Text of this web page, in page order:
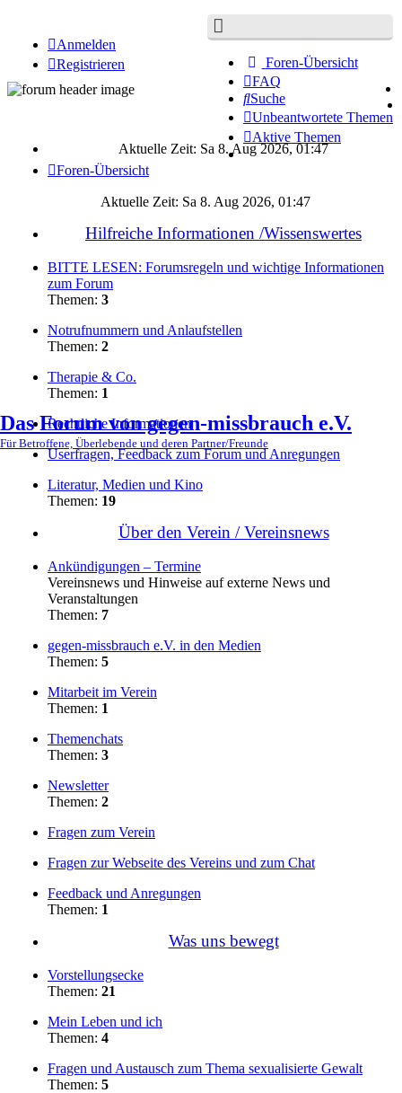
Foren-Übersicht
FAQ
Suche
Unbeantwortete Themen
Aktive Themen
Anmelden
Registrieren
Das Forum von gegen-missbrauch e.V.
Für Betroffene, Überlebende und deren Partner/Freunde
Aktuelle Zeit: Sa 8. Aug 2026, 01:47
Foren-Übersicht
Aktuelle Zeit: Sa 8. Aug 2026, 01:47
Hilfreiche Informationen /Wissenswertes
BITTE LESEN: Forumsregeln und wichtige Informationen
zum Forum
Themen: 3
Notrufnummern und Anlaufstellen
Themen: 2
Therapie & Co.
Themen: 1
Rechtliche Informationen
Userfragen, Feedback zum Forum und Anregungen
Literatur, Medien und Kino
Themen: 19
Über den Verein / Vereinsnews
Ankündigungen – Termine
Vereinsnews und Hinweise auf externe News und
Veranstaltungen
Themen: 7
gegen-missbrauch e.V. in den Medien
Themen: 5
Mitarbeit im Verein
Themen: 1
Themenchats
Themen: 3
Newsletter
Themen: 2
Fragen zum Verein
Fragen zur Webseite des Vereins und zum Chat
Feedback und Anregungen
Themen: 1
Was uns bewegt
Vorstellungsecke
Themen: 21
Mein Leben und ich
Themen: 4
Fragen und Austausch zum Thema sexualisierte Gewalt
Themen: 5